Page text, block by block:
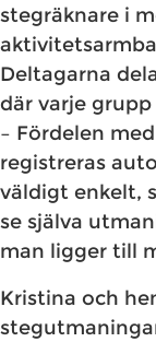
stegräknare i
Deltagarna
där varje
– Fördelen
registreras
väldigt enkelt,
se själva
man ligger till
Kristina och